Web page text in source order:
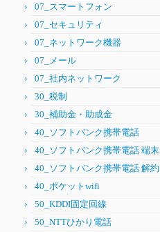
07_スマートフォン
07_セキュリティ
07_ネットワーク機器
07_メール
07_社内ネットワーク
30_税制
30_補助金・助成金
40_ソフトバンク携帯電話
40_ソフトバンク携帯電話 端末
40_ソフトバンク携帯電話 解約
40_ポケットwifi
50_KDDI固定回線
50_NTTひかり電話